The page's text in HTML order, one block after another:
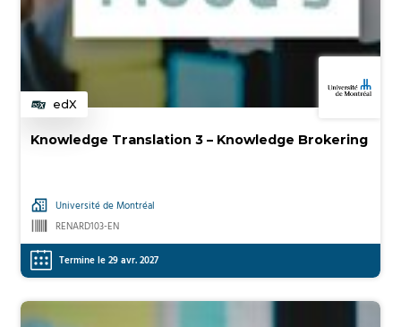
Knowledge Translation 3 – Knowledge Brokering
Université de Montréal
RENARD103-EN
Catégorie
edX
Termine le 29 avr. 2027